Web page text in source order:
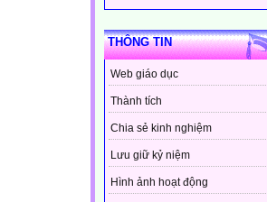
THÔNG TIN
Web giáo dục
Thành tích
Chia sẻ kinh nghiệm
Lưu giữ kỷ niệm
Hình ảnh hoạt động